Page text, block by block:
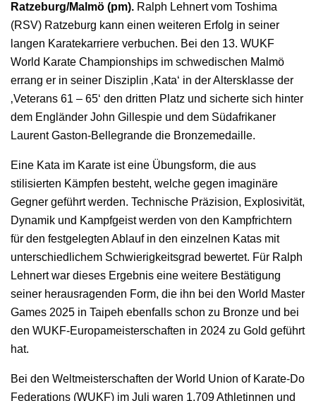
Ratzeburg/Malmö (pm). Ralph Lehnert vom Toshima
(RSV) Ratzeburg kann einen weiteren Erfolg in seiner
langen Karatekarriere verbuchen. Bei den 13. WUKF
World Karate Championships im schwedischen Malmö
errang er in seiner Disziplin ‚Kata‘ in der Altersklasse der
‚Veterans 61 – 65‘ den dritten Platz und sicherte sich hinter
dem Engländer John Gillespie und dem Südafrikaner
Laurent Gaston-Bellegrande die Bronzemedaille.
Eine Kata im Karate ist eine Übungsform, die aus
stilisierten Kämpfen besteht, welche gegen imaginäre
Gegner geführt werden. Technische Präzision, Explosivität,
Dynamik und Kampfgeist werden von den Kampfrichtern
für den festgelegten Ablauf in den einzelnen Katas mit
unterschiedlichem Schwierigkeitsgrad bewertet. Für Ralph
Lehnert war dieses Ergebnis eine weitere Bestätigung
seiner herausragenden Form, die ihn bei den World Master
Games 2025 in Taipeh ebenfalls schon zu Bronze und bei
den WUKF-Europameisterschaften in 2024 zu Gold geführt
hat.
Bei den Weltmeisterschaften der World Union of Karate-Do
Federations (WUKF) im Juli waren 1.709 Athletinnen und